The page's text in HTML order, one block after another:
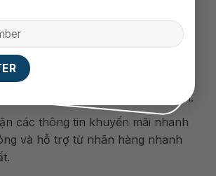
dàng thuận tiện lựa chọn mỹ phẩm
hợp.
kiệm thời gian và chi phí mua hàng.
hưởng các ưu đãi của thành viên.
các thông tin khuyến mãi nhanh
và hỗ trợ từ nhãn hàng nhanh